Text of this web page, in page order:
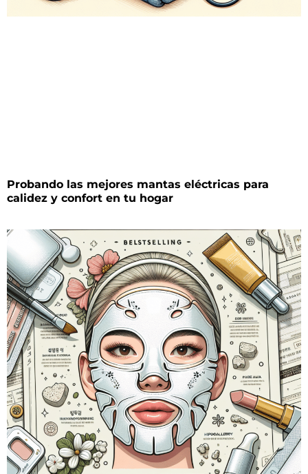
Probando las mejores mantas eléctricas para
calidez y confort en tu hogar